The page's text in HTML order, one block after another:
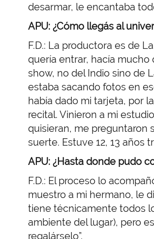
desarmar, le encantaba
APU: ¿Cómo llegás al
F.D.: La productora es de
quería entrar, hacía
show, no del Indio sino de
estaba sacando fotos en
había dado mi tarjeta, por
recital. Vinieron a mi
quisieran, me preguntaron
suerte. Estuve 12, 13 años
APU: ¿Hasta donde pudo
F.D.: El proceso lo
muestro a mi hermano, le
tiene técnicamente todos
ambiente del lugar), pero
regalárselo”.